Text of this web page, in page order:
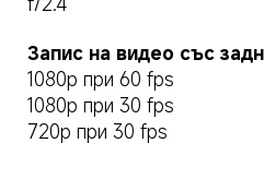
Запис на видео със
1080p при 60 fps
1080p при 30 fps
720p при 30 fps